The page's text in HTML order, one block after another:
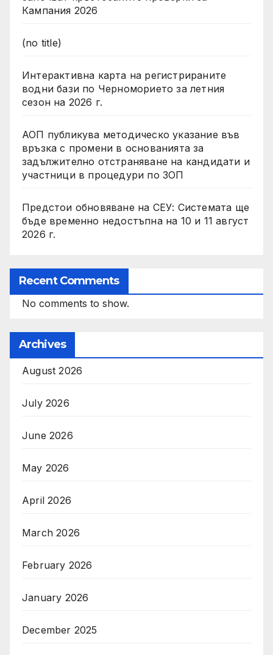
Кампания 2026
(no title)
Интерактивна карта на регистрираните
водни бази по Черноморието за летния
сезон на 2026 г.
АОП публикува методическо указание във
връзка с промени в основанията за
задължително отстраняване на кандидати и
участници в процедури по ЗОП
Предстои обновяване на СЕУ: Системата ще
бъде временно недостъпна на 10 и 11 август
2026 г.
Recent Comments
No comments to show.
Archives
August 2026
July 2026
June 2026
May 2026
April 2026
March 2026
February 2026
January 2026
December 2025